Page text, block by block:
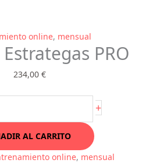
online, mensual
PRO
234,00 €
+
AL CARRITO
online, mensual